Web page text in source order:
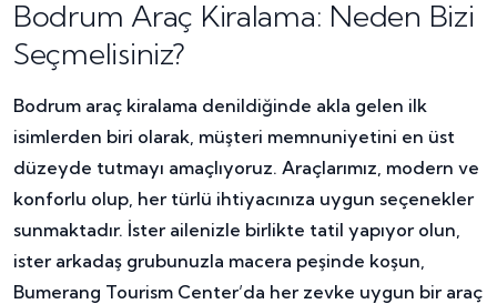
Bodrum Araç Kiralama: Neden Bizi
Seçmelisiniz?
Bodrum araç kiralama denildiğinde akla gelen ilk
isimlerden biri olarak, müşteri memnuniyetini en üst
düzeyde tutmayı amaçlıyoruz. Araçlarımız, modern ve
konforlu olup, her türlü ihtiyacınıza uygun seçenekler
sunmaktadır. İster ailenizle birlikte tatil yapıyor olun,
ister arkadaş grubunuzla macera peşinde koşun,
Bumerang Tourism Center’da her zevke uygun bir araç